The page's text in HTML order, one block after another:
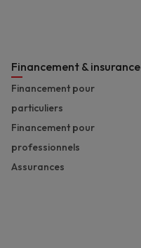
Financement & insurance
Financement pour
particuliers
Financement pour
professionnels
Assurances